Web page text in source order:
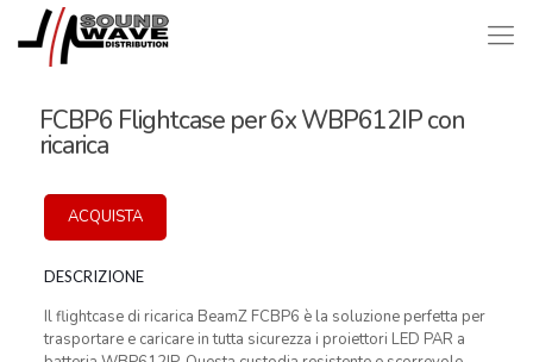
FCBP6 Flightcase per 6x WBP612IP con
ricarica
ACQUISTA
DESCRIZIONE
Il flightcase di ricarica BeamZ FCBP6 è la soluzione perfetta per
trasportare e caricare in tutta sicurezza i proiettori LED PAR a